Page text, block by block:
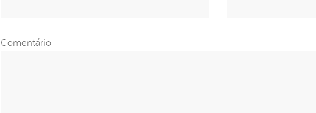
Comentário